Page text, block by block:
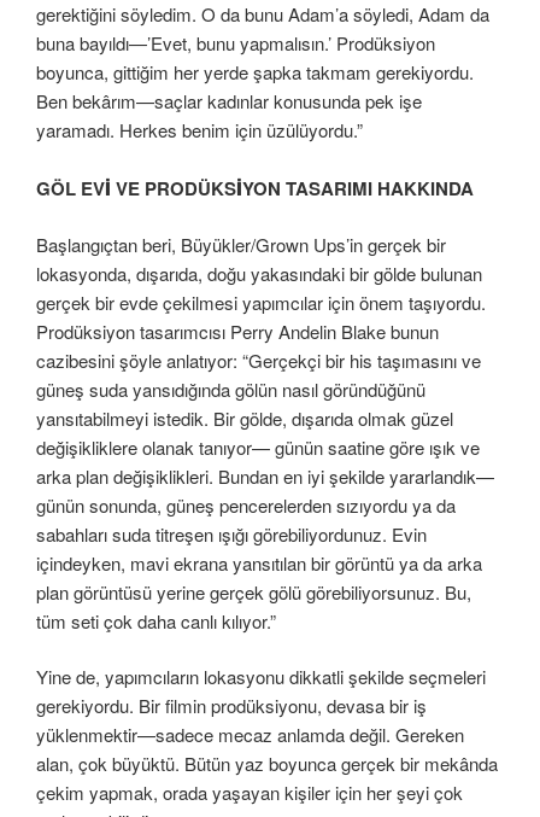
gerektiğini söyledim. O da bunu Adam’a söyledi, Adam da
buna bayıldı—’Evet, bunu yapmalısın.’ Prodüksiyon
boyunca, gittiğim her yerde şapka takmam gerekiyordu.
Ben bekârım—saçlar kadınlar konusunda pek işe
yaramadı. Herkes benim için üzülüyordu.”
GÖL EVİ VE PRODÜKSİYON TASARIMI HAKKINDA
Başlangıçtan beri, Büyükler/Grown Ups’in gerçek bir
lokasyonda, dışarıda, doğu yakasındaki bir gölde bulunan
gerçek bir evde çekilmesi yapımcılar için önem taşıyordu.
Prodüksiyon tasarımcısı Perry Andelin Blake bunun
cazibesini şöyle anlatıyor: “Gerçekçi bir his taşımasını ve
güneş suda yansıdığında gölün nasıl göründüğünü
yansıtabilmeyi istedik. Bir gölde, dışarıda olmak güzel
değişikliklere olanak tanıyor— günün saatine göre ışık ve
arka plan değişiklikleri. Bundan en iyi şekilde yararlandık—
günün sonunda, güneş pencerelerden sızıyordu ya da
sabahları suda titreşen ışığı görebiliyordunuz. Evin
içindeyken, mavi ekrana yansıtılan bir görüntü ya da arka
plan görüntüsü yerine gerçek gölü görebiliyorsunuz. Bu,
tüm seti çok daha canlı kılıyor.”
Yine de, yapımcıların lokasyonu dikkatli şekilde seçmeleri
gerekiyordu. Bir filmin prodüksiyonu, devasa bir iş
yüklenmektir—sadece mecaz anlamda değil. Gereken
alan, çok büyüktü. Bütün yaz boyunca gerçek bir mekânda
çekim yapmak, orada yaşayan kişiler için her şeyi çok